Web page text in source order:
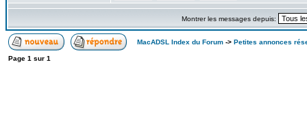
Montrer les messages depuis:
MacADSL Index du Forum -> Petites annonces
Page 1 sur 1